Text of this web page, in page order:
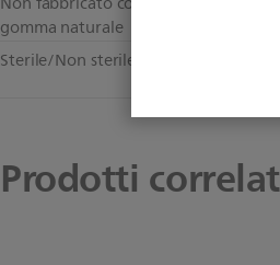
gomma naturale
Sterile/Non sterile
Prodotti